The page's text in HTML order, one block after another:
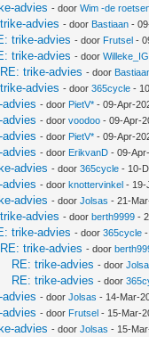
advies - doorWim -de
advies - door Bastiaan -
trike-advies - door Frutsel -
trike-advies - door
RE: trike-advies - door
advies - door365cycle -
advies - door PietV* - 09-Apr-
advies - doorvoodoo - 09-Apr-
advies - door PietV* - 09-Apr-
advies - door ErikvanD - 09-
advies - door365cycle - 10-
advies - doorknottervinkel - 19-
advies - doorJolsas - 21-
advies - doorberth9999 -
trike-advies - door365cycle
RE: trike-advies - door
RE: trike-advies - door
RE: trike-advies - door
advies - doorJolsas - 14-Mar-
advies - door Frutsel - 15-Mar-
advies - doorJolsas - 15-